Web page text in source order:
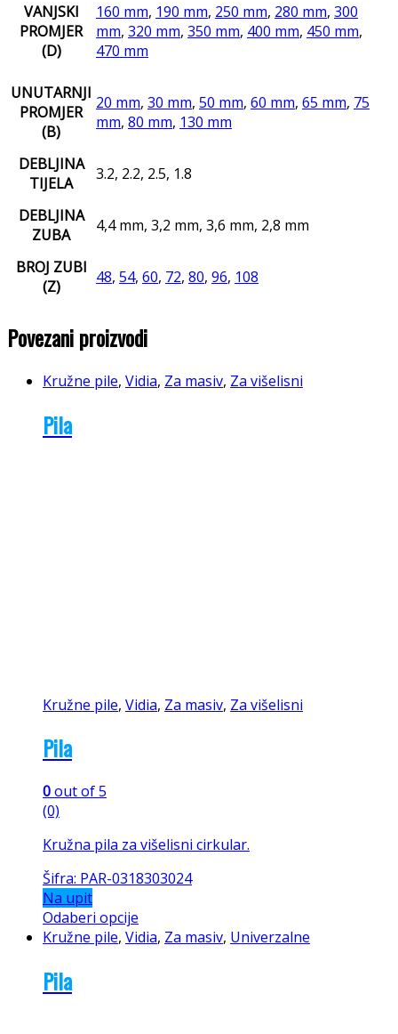
VANJSKI
PROMJER
(D)
160 mm, 190 mm, 250 mm, 280 mm, 300
mm, 320 mm, 350 mm, 400 mm, 450 mm,
470 mm
UNUTARNJI
PROMJER
(B)
20 mm, 30 mm, 50 mm, 60 mm, 65 mm, 75
mm, 80 mm, 130 mm
DEBLJINA
TIJELA
3.2, 2.2, 2.5, 1.8
DEBLJINA
ZUBA
4,4 mm, 3,2 mm, 3,6 mm, 2,8 mm
BROJ ZUBI
(Z)
48, 54, 60, 72, 80, 96, 108
Povezani proizvodi
Kružne pile, Vidia, Za masiv, Za višelisni
Pila
Kružne pile, Vidia, Za masiv, Za višelisni
Pila
0out of 5
(0)
Kružna pila za višelisni cirkular.
Šifra: PAR-0318303024
Na upit
Odaberi opcije
Kružne pile, Vidia, Za masiv, Univerzalne
Pila